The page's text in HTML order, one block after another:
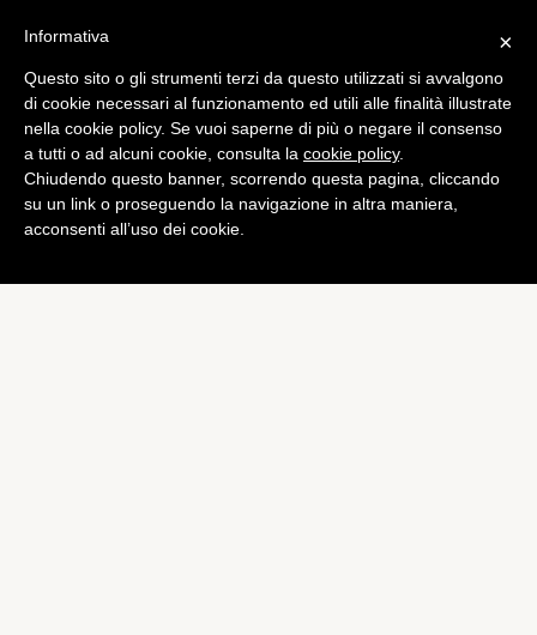
Mobile
LG Mobile: Juno Cho è il
nuovo CEO
di Redazione
×
Informativa
Questo sito o gli strumenti terzi da questo utilizzati si avvalgono
di cookie necessari al funzionamento ed utili alle finalità illustrate
nella cookie policy. Se vuoi saperne di più o negare il consenso
a tutti o ad alcuni cookie, consulta la cookie policy.
Chiudendo questo banner, scorrendo questa pagina, cliccando
su un link o proseguendo la navigazione in altra maniera,
acconsenti all’uso dei cookie.